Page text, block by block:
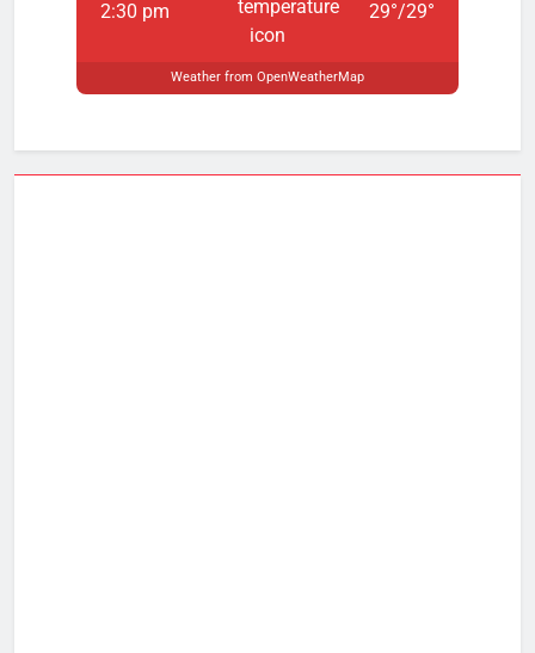
2:30 pm 29°/29°
Weather from OpenWeatherMap